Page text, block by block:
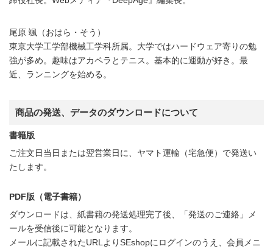
尾原 颯（おはら・そう）
東京大学工学部機械工学科所属。大学ではハードウェア寄りの勉
強が多め。趣味はアカペラとテニス。基本的に運動が好き。最
近、ランニングを始める。
商品の発送、データのダウンロードについて
書籍版
ご注文日当日または翌営業日に、ヤマト運輸（宅急便）で発送い
たします。
PDF版（電子書籍）
ダウンロードは、紙書籍の発送処理完了後、「発送のご連絡」メ
ールを受信後に可能となります。
メールに記載されたURLよりSEshopにログインのうえ、会員メニ